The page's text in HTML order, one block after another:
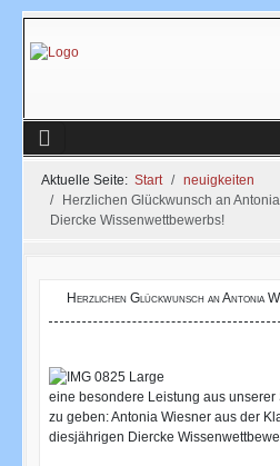
Aktuelle Seite: Start
neuigkeiten
Herzlichen Glückwunsch an
Diercke Wissenwettbewerbs!
Herzlichen Glückwunsch an Antonia
eine besondere Leistung aus
zu geben: Antonia Wiesner aus der
diesjährigen Diercke